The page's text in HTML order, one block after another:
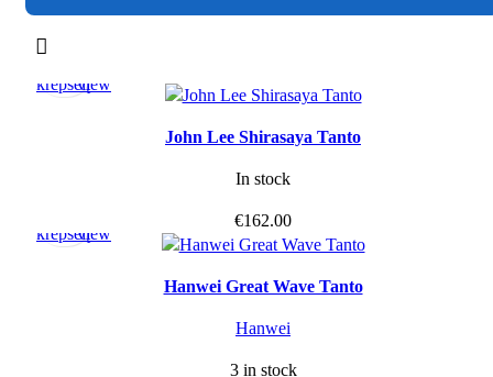
krepšelįview
John Lee Shirasaya Tanto
In stock
€162.00
krepšelįview
Hanwei Great Wave Tanto
Hanwei
3 in stock